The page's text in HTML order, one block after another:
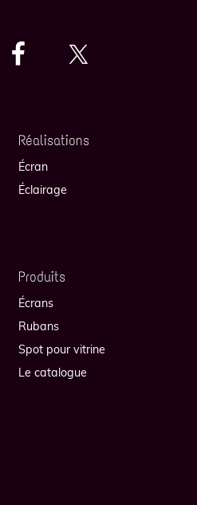
Réalisations
Écran
Éclairage
Produits
Écrans
Rubans
Spot pour vitrine
Le catalogue